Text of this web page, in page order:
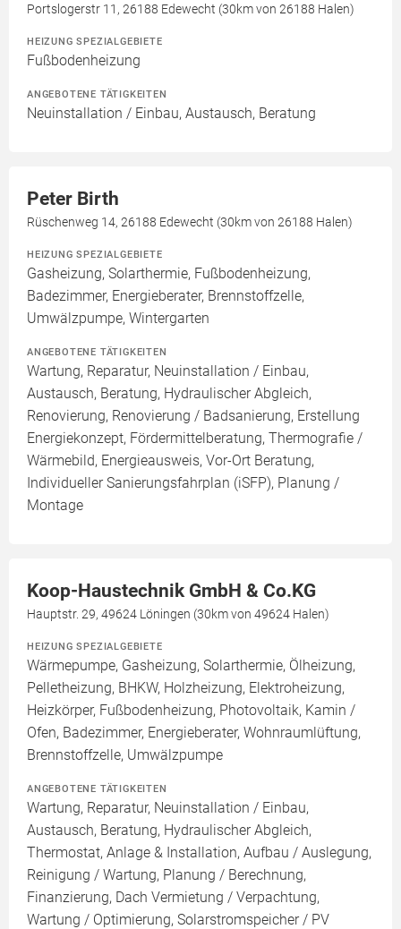
Portslogerstr 11, 26188 Edewecht (30km von 26188 Halen)
HEIZUNG SPEZIALGEBIETE
Fußbodenheizung
ANGEBOTENE TÄTIGKEITEN
Neuinstallation / Einbau, Austausch, Beratung
Peter Birth
Rüschenweg 14, 26188 Edewecht (30km von 26188 Halen)
HEIZUNG SPEZIALGEBIETE
Gasheizung, Solarthermie, Fußbodenheizung,
Badezimmer, Energieberater, Brennstoffzelle,
Umwälzpumpe, Wintergarten
ANGEBOTENE TÄTIGKEITEN
Wartung, Reparatur, Neuinstallation / Einbau,
Austausch, Beratung, Hydraulischer Abgleich,
Renovierung, Renovierung / Badsanierung, Erstellung
Energiekonzept, Fördermittelberatung, Thermografie /
Wärmebild, Energieausweis, Vor-Ort Beratung,
Individueller Sanierungsfahrplan (iSFP), Planung /
Montage
Koop-Haustechnik GmbH & Co.KG
Hauptstr. 29, 49624 Löningen (30km von 49624 Halen)
HEIZUNG SPEZIALGEBIETE
Wärmepumpe, Gasheizung, Solarthermie, Ölheizung,
Pelletheizung, BHKW, Holzheizung, Elektroheizung,
Heizkörper, Fußbodenheizung, Photovoltaik, Kamin /
Ofen, Badezimmer, Energieberater, Wohnraumlüftung,
Brennstoffzelle, Umwälzpumpe
ANGEBOTENE TÄTIGKEITEN
Wartung, Reparatur, Neuinstallation / Einbau,
Austausch, Beratung, Hydraulischer Abgleich,
Thermostat, Anlage & Installation, Aufbau / Auslegung,
Reinigung / Wartung, Planung / Berechnung,
Finanzierung, Dach Vermietung / Verpachtung,
Wartung / Optimierung, Solarstromspeicher / PV